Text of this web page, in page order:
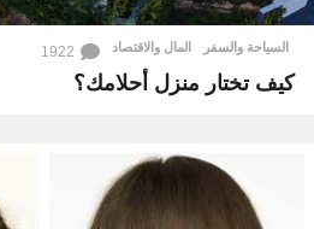
السياحة والسفر ,
المال والاقتصاد 1922
كيف تختار منزل أحلامك؟